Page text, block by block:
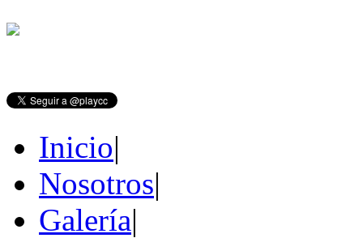
Inicio|
Nosotros|
Galería|